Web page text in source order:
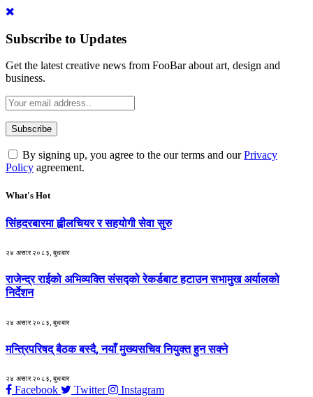
Subscribe to Updates
Get the latest creative news from FooBar about art, design and
business.
By signing up, you agree to the our terms and ourPrivacy
Policy agreement.
What's Hot
सिंहदरबारमा ह्वीलचियर र सहयोगी सेवा सुरु
२४ असार २०८३, बुधबार
राजेन्द्र राईको अभिव्यक्ति संसद्को रेकर्डबाट हटाउन सभामुख अर्यालको
निर्देशन
२४ असार २०८३, बुधबार
मन्त्रिपरिषद् बैठक बस्दै, नयाँ मुख्यसचिव नियुक्त हुन सक्ने
२४ असार २०८३, बुधबार
Facebook Twitter Instagram